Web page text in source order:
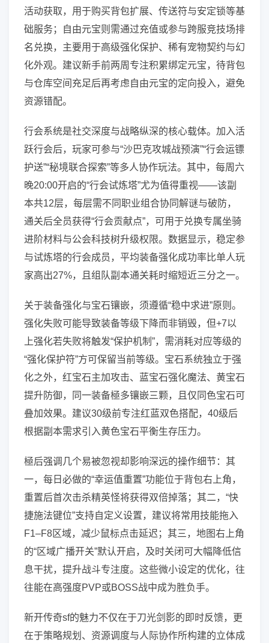
活动获取，用于购买背包扩展、传送符与安定锁等基
础服务；自由元宝则需通过充值或参与跨服竞技场排
名兑换，主要用于高级强化保护、稀有宠物契约与幻
化外观。建议新手前两周专注积累绑定元宝，待背包
与仓库空间充足后再考虑自由元宝的定向投入，避免
资源错配。
行会系统是社交深度与战略纵深的核心载体。加入活
跃行会后，玩家可参与“沙巴克攻城战预演”“行会运镖
护送”“秘境联合探索”等多人协作玩法。其中，每周六
晚20:00开启的“行会试炼塔”尤为值得重视——该副
本共12层，每层需不同职业组合协同解谜与破防，
通关后全员获得“行会贡献点”，可用于兑换专属坐骑
进阶材料与公会科技树升级权限。数据显示，稳定参
与试炼塔的行会成员，平均装备强化成功率比单人玩
家高出27%，且组队副本通关耗时缩短近三分之一。
关于装备强化与宝石镶嵌，须遵循“稳中求进”原则。
强化失败可能导致装备等级下降而非销毁，但+7以
上强化若失败将触发“保护机制”，需消耗对应等级的
“强化保护符”方可保留当前等级。宝石系统独立于强
化之外，红宝石主加攻击、蓝宝石强化魔法、黄宝石
提升防御，同一装备極多镶嵌三颗，且仅同色宝石可
叠加效果。建议30级前专注红蓝双色搭配，40级后
根据副本需求引入黄色宝石平衡生存压力。
極后强调几个易被忽视却影响深远的操作细节：其
一，每日必做的“幸运值重置”功能位于背包右上角，
重置后首次击杀精英怪将获得双倍掉落；其二，“快
捷施法键位”支持自定义设置，建议将常用技能拖入
F1–F8区域，减少鼠标点击延迟；其三，地图右上角
的“区域广播开关”默认开启，及时关闭可大幅降低信
息干扰，提升战斗专注度。这些微小设定的优化，往
往能在高强度PVP或BOSS战中成为胜负手。
新开传奇sf的魅力不仅在于刀光剑影的即时反馈，更
在于策略规划、资源调度与人际协作所构建的立体成